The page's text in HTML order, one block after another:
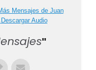
Mensajes de Juan
Descargar Audio
"